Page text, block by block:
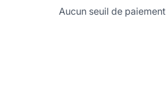
Aucun seuil de paiement